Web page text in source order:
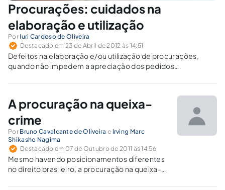
Procurações: cuidados na
elaboração e utilização
Por Iuri Cardoso de Oliveira
Destacado em 23 de Abril de 2012 às 14:51
Defeitos na elaboração e/ou utilização de procurações,
quando não impedem a apreciação dos pedidos
processos.
A procuração na queixa-
crime
Por Bruno Cavalcante de Oliveira e Irving Marc
Shikasho Nagima
Destacado em 07 de Outubro de 2011 às 14:56
Mesmo havendo posicionamentos diferentes
no direito brasileiro, a procuração na queixa-